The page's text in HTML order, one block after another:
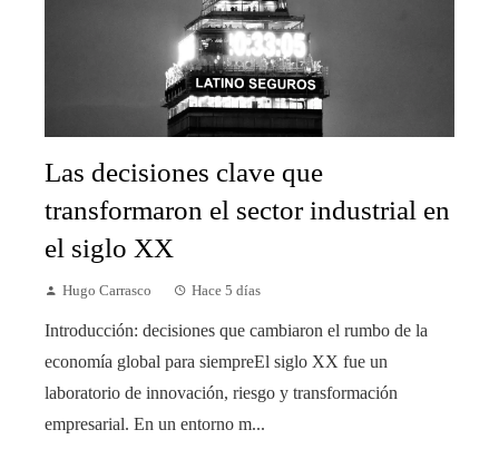
Las decisiones clave que
transformaron el sector industrial en
el siglo XX
Hugo Carrasco Hace 5 días
Introducción: decisiones que cambiaron el rumbo de la
economía global para siempreEl siglo XX fue un
laboratorio de innovación, riesgo y transformación
empresarial. En un entorno m...